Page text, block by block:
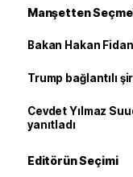
Manşetten
Bakan Hakan
Trump bağlantılı
Cevdet Yılmaz
yanıtladı
Editörün Seçimi